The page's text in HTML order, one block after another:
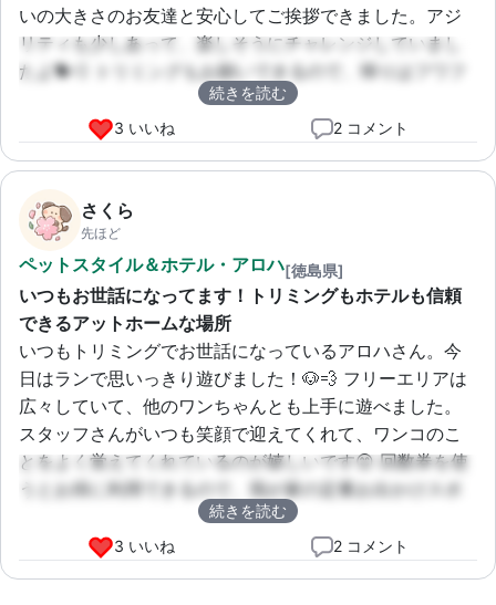
いの大きさのお友達と安心してご挨拶できました。アジ
リティも少しあって、楽しそうにチャレンジしていまし
たよ🐕💨 トリミングもお願いできるので、帰りはフワフ
ワになって大満足の一日でした✨
続きを読む
3 いいね
2 コメント
さくら
先ほど
ペットスタイル＆ホテル・アロハ[徳島県]
いつもお世話になってます！トリミングもホテルも信頼
できるアットホームな場所
いつもトリミングでお世話になっているアロハさん。今
日はランで思いっきり遊びました！🐶💨 フリーエリアは
広々していて、他のワンちゃんとも上手に遊べました。
スタッフさんがいつも笑顔で迎えてくれて、ワンコのこ
とをよく覚えてくれているのが嬉しいです😊 回数券を使
うとお得に利用できるので、我が家の定番お出かけスポ
ットになっています。これからもよろしくお願いしま
続きを読む
3 いいね
2 コメント